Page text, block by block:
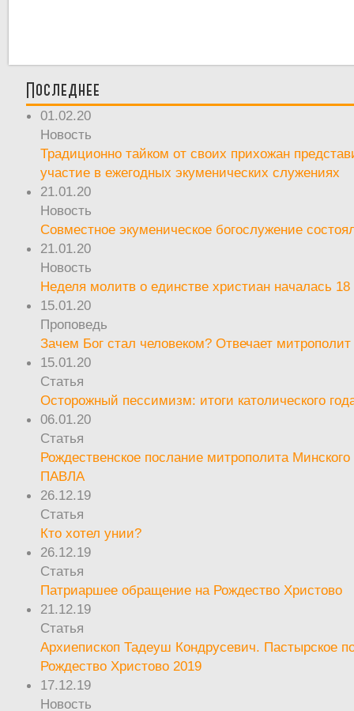
Последнее
01.02.20
Новость
Традиционно тайком от своих прихожан
участие в ежегодных экуменических служениях
21.01.20
Новость
Совместное экуменическое богослужение
21.01.20
Новость
Неделя молитв о единстве христиан началась 18
15.01.20
Проповедь
Зачем Бог стал человеком? Отвечает
15.01.20
Статья
Осторожный пессимизм: итоги католического
06.01.20
Статья
Рождественское послание митрополита Минского
ПАВЛА
26.12.19
Статья
Кто хотел унии?
26.12.19
Статья
Патриаршее обращение на Рождество Христово
21.12.19
Статья
Архиепископ Тадеуш Кондрусевич. Пастырское
Рождество Христово 2019
17.12.19
Новость